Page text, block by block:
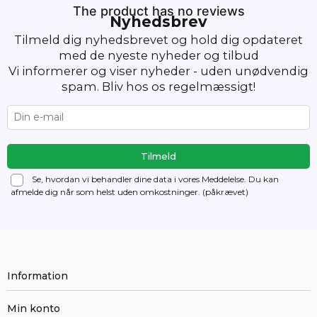
The product has no reviews
Nyhedsbrev
Tilmeld dig nyhedsbrevet og hold dig opdateret
med de nyeste nyheder og tilbud
Vi informerer og viser nyheder - uden unødvendig
spam. Bliv hos os regelmæssigt!
Se, hvordan vi behandler dine data i vores Meddelelse. Du kan
afmelde dig når som helst uden omkostninger. (påkrævet)
Information
Min konto